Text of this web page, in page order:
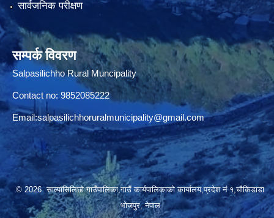
सार्वजनिक परीक्षण
सम्पर्क विवरण
Salpasilichho Rural Muncipality
Contact no: 9852085222
Email:salpasilichhoruralmunicipality@gmail.com
© 2026 साल्पासिलिछो गाउँपालिका,गाउँ कार्यपालिकाको कार्यालय,प्रदेश नं १,चौकिडाडा
भोजपुर, नेपाल